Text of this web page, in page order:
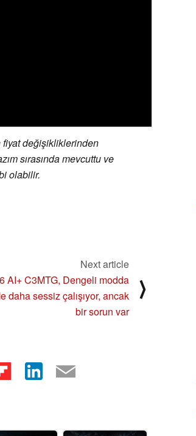
fiyat değişikliklerinden
sırasında mevcuttu ve
olabilir.
Next article
AI+ C3MTG, Dengeli modda
daha sessiz çalışıyor, ancak
bir sorun var
⟩